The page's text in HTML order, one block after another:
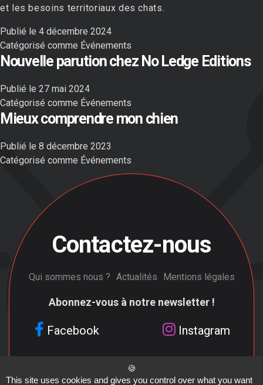
et les besoins territoriaux des chats.
Publié le 4 décembre 2024
Catégorisé comme Événements
Nouvelle parution chez No Ledge Editions
Publié le 27 mai 2024
Catégorisé comme Événements
Mieux comprendre mon chien
Publié le 8 décembre 2023
Catégorisé comme Événements
Contactez-nous
Qui sommes nous ? Actualités Mentions légales
Abonnez-vous à notre newsletter !
Facebook Instagram
This site uses cookies and gives you control over what you want